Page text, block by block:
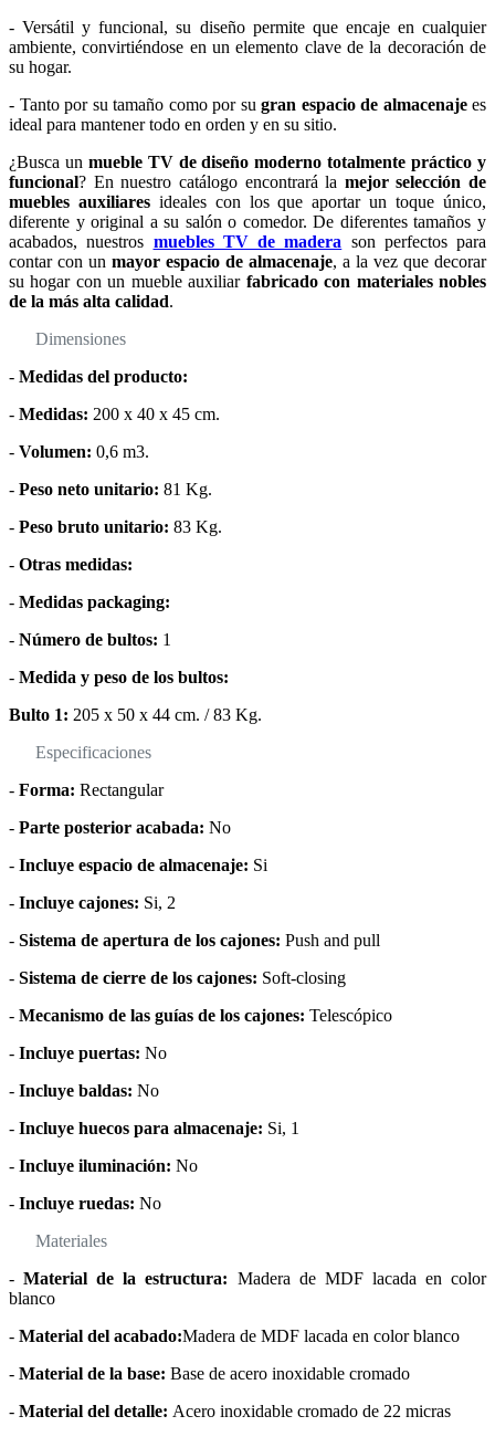
- Versátil y funcional, su diseño permite que encaje en cualquier
ambiente, convirtiéndose en un elemento clave de la decoración de
su hogar.
- Tanto por su tamaño como por su gran espacio de almacenajees
ideal para mantener todo en orden y en su sitio.
¿Busca un mueble TV de diseño moderno totalmente práctico y
funcional? En nuestro catálogo encontrará la mejor selección de
muebles auxiliaresideales con los que aportar un toque único,
diferente y original a su salón o comedor. De diferentes tamaños y
acabados, nuestros muebles TV de madera son perfectos para
contar con un mayor espacio de almacenaje, a la vez que decorar
su hogar con un mueble auxiliar fabricado con materiales nobles
de la más alta calidad.
Dimensiones
- Medidas del producto:
- Medidas: 200 x 40 x 45 cm.
- Volumen: 0,6 m3.
- Peso neto unitario: 81 Kg.
- Peso bruto unitario: 83 Kg.
- Otras medidas:
- Medidas packaging:
- Número de bultos: 1
- Medida y peso de los bultos:
Bulto 1: 205 x 50 x 44 cm. / 83 Kg.
Especificaciones
- Forma: Rectangular
- Parte posterior acabada: No
- Incluye espacio de almacenaje: Si
- Incluye cajones: Si, 2
- Sistema de apertura de los cajones: Push and pull
- Sistema de cierre de los cajones: Soft-closing
- Mecanismo de las guías de los cajones: Telescópico
- Incluye puertas: No
- Incluye baldas: No
- Incluye huecos para almacenaje: Si, 1
- Incluye iluminación: No
- Incluye ruedas: No
Materiales
- Material de la estructura: Madera de MDF lacada en color
blanco
- Material del acabado:Madera de MDF lacada en color blanco
- Material de la base: Base de acero inoxidable cromado
- Material del detalle: Acero inoxidable cromado de 22 micras